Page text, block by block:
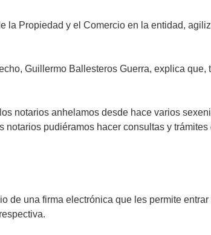
Propiedad y el Comercio en la entidad,
Guillermo Ballesteros Guerra, explica
notarios anhelamos desde hace varios
pudiéramos hacer consultas y
de una firma electrónica que les permite